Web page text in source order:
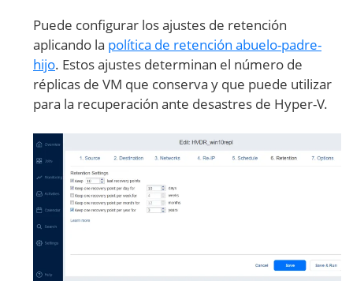
Puede configurar los ajustes de retención
aplicando la política de retención abuelo-padre-
hijo. Estos ajustes determinan el número de
réplicas de VM que conserva y que puede utilizar
para la recuperación ante desastres de Hyper-V.